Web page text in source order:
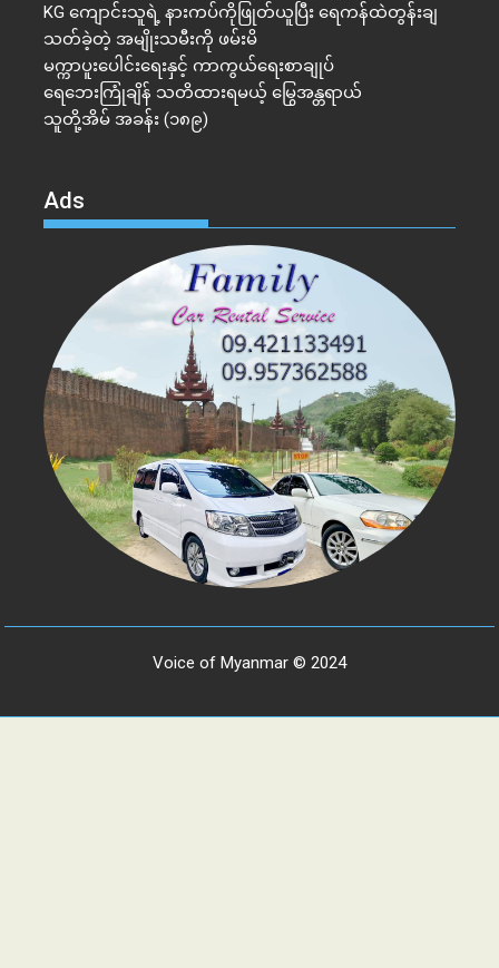
KG ကျောင်းသူရဲ့ နားကပ်ကိုဖြုတ်ယူပြီး ရေကန်ထဲတွန်းချ
သတ်ခဲ့တဲ့ အမျိုးသမီးကို ဖမ်းမိ
မက္ကာပူးပေါင်းရေးနှင့် ကာကွယ်ရေးစာချုပ်
ရေဘေးကြုံချိန် သတိထားရမယ့် မြွေအန္တရာယ်
သူတို့အိမ် အခန်း (၁၈၉)
Ads
Voice of Myanmar © 2024